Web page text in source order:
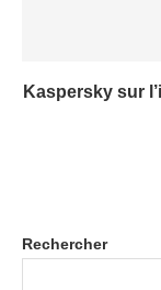
Kaspersky sur
Rechercher